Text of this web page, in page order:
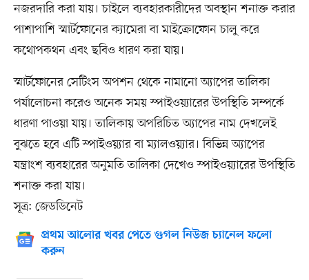
নজরদারি করা যায়। চাইলে ব্যবহারকারীদের অবস্থান শনাক্ত করার
পাশাপাশি স্মার্টফোনের ক্যামেরা বা মাইক্রোফোন চালু করে
কথোপকথন এবং ছবিও ধারণ করা যায়।
স্মার্টফোনের সেটিংস অপশন থেকে নামানো অ্যাপের তালিকা
পর্যালোচনা করেও অনেক সময় স্পাইওয়্যারের উপস্থিতি সম্পর্কে
ধারণা পাওয়া যায়। তালিকায় অপরিচিত অ্যাপের নাম দেখলেই
বুঝতে হবে এটি স্পাইওয়্যার বা ম্যালওয়্যার। বিভিন্ন অ্যাপের
যন্ত্রাংশ ব্যবহারের অনুমতি তালিকা দেখেও স্পাইওয়্যারের উপস্থিতি
শনাক্ত করা যায়।
সূত্র: জেডডিনেট
প্রথম আলোর খবর পেতে গুগল নিউজ চ্যানেল ফলো
করুন